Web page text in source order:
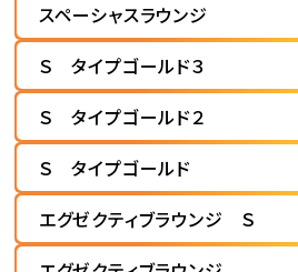
スペーシャスラウンジ
Ｓ タイプゴールド３
Ｓ タイプゴールド２
Ｓ タイプゴールド
エグゼクティブラウンジ Ｓ